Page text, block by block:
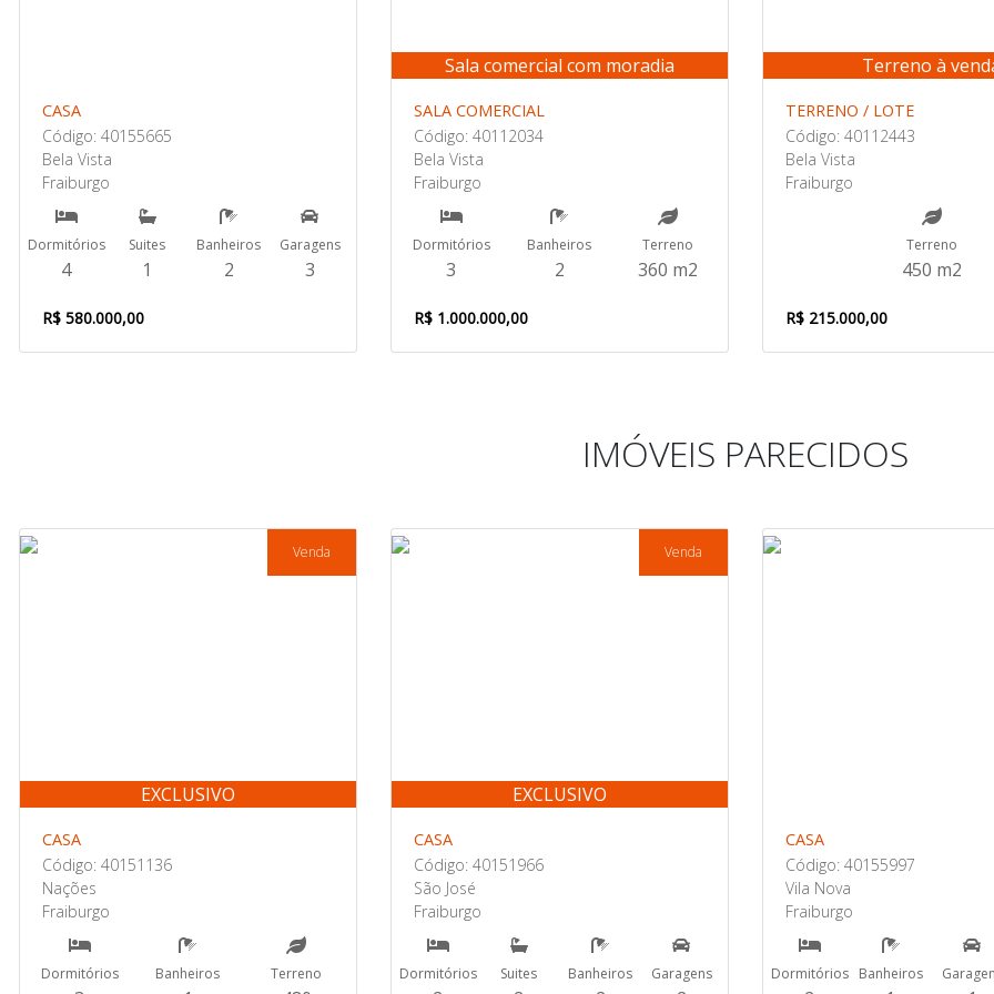
CASA
Código: 40155665
Bela Vista
Fraiburgo
Dormitórios
4
Suites
1
Banheiros
2
Garagens
3
R$ 580.000,00
Sala comercial com moradia
SALA COMERCIAL
Código: 40112034
Bela Vista
Fraiburgo
Dormitórios
3
Banheiros
2
Terreno
360 m2
R$ 1.000.000,00
Terreno à
TERRENO / LOTE
Código: 40112443
Bela Vista
Fraiburgo
Terreno
450 m2
R$ 215.000,00
IMÓVEIS PARECIDOS
Venda
EXCLUSIVO
CASA
Código: 40151136
Nações
Fraiburgo
Dormitórios Banheiros Terreno
Venda
EXCLUSIVO
CASA
Código: 40151966
São José
Fraiburgo
Dormitórios Suites Banheiros Garagens
CASA
Código: 40155997
Vila Nova
Fraiburgo
Dormitórios Banheiros